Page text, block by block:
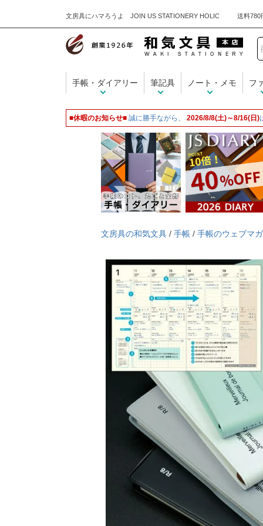
文房具にハマろうよ JOIN US STATIONERY HOLIC
手帳・ダイアリー 筆記具 ノート・メモ フ
■休暇のお知らせ■ 誠に勝手ながら、 2026/8/8(土)～8/16(日)
文房具の和気文具 / 手帳 / 手帳のウェブマ